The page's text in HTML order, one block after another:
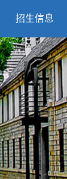
招生信息